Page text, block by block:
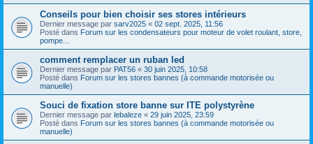
Conseils pour bien choisir ses stores intérieurs
Dernier message par sarv2025 « 02 sept. 2025, 11:56
Posté dans Forum sur les condensateurs pour moteur de volet roulant, store,
pompe...
comment remplacer un ruban led
Dernier message par PAT56 « 30 juin 2025, 10:58
Posté dans Forum sur les stores bannes (à commande motorisée ou
manuelle)
Souci de fixation store banne sur ITE polystyrène
Dernier message par lebaleze « 29 juin 2025, 23:59
Posté dans Forum sur les stores bannes (à commande motorisée ou
manuelle)